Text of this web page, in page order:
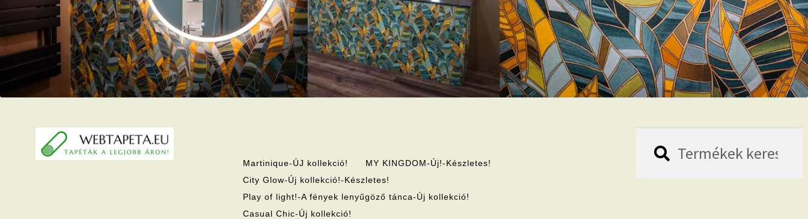
Ugrás
a
navigációhoz
Kilépés
a
tartalomba
Martinique-ÚJ kollekció!
MY KINGDOM-Új!-Készletes!
City Glow-Új kollekció!-Készletes!
Play of light!-A fények lenyűgöző tánca-Új kollekció!
Casual Chic-Új kollekció!
Keresés
következőre: